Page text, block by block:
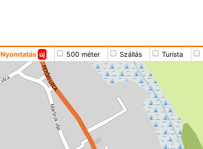
Nyomtatás új 500 méter Szállás Turista